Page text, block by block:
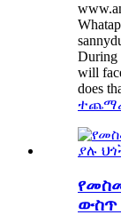
During
will
does
ውስጥ